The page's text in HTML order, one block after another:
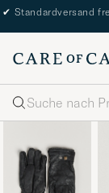
✔ Standardversand
Suche